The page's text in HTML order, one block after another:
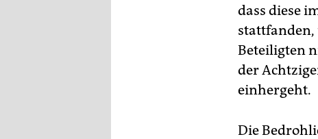
dass diese
stattfanden,
Beteiligten
der
einhergeht.
Die